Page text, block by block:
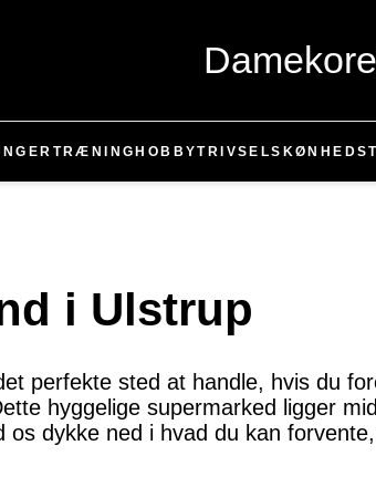
TRÆNING HOBBYTRIVSELSKØNHED
i Ulstrup
perfekte sted at handle, hvis du
hyggelige supermarked ligger
os dykke ned i hvad du kan